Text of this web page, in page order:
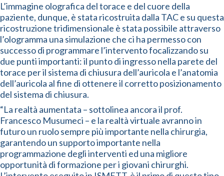
L’immagine olografica del torace e del cuore della
paziente, dunque, è stata ricostruita dalla TAC e su questa
ricostruzione tridimensionale è stata possibile attraverso
l’ologramma una simulazione che ci ha permesso con
successo di programmare l’intervento focalizzando su
due punti importanti: il punto di ingresso nella parete del
torace per il sistema di chiusura dell’auricola e l’anatomia
dell’auricola al fine di ottenere il corretto posizionamento
del sistema di chiusura.
“La realtà aumentata – sottolinea ancora il prof.
Francesco Musumeci – e la realtà virtuale avranno in
futuro un ruolo sempre più importante nella chirurgia,
garantendo un supporto importante nella
programmazione degli interventi ed una migliore
opportunità di formazione per i giovani chirurghi.